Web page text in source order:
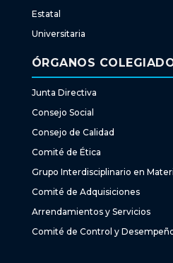
Estatal
Universitaria
ÓRGANOS
Junta Directiva
Consejo Social
Consejo de Calidad
Comité de Ética
Grupo Interdisciplinario en
Comité de Adquisiciones
Arrendamientos y Servicios
Comité de Control y